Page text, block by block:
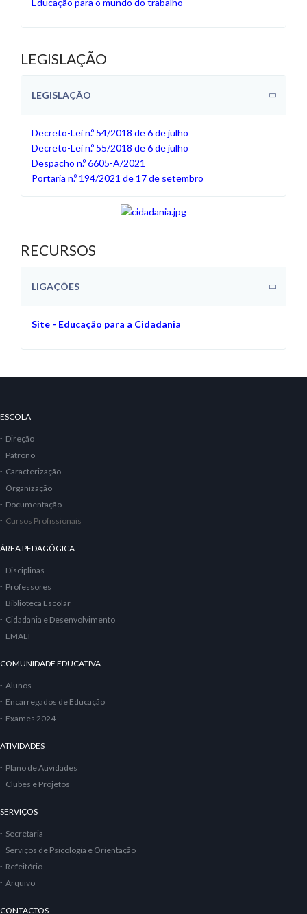
Educação para o mundo do trabalho
LEGISLAÇÃO
LEGISLAÇÃO
Decreto-Lei n.º 54/2018 de 6 de julho
Decreto-Lei n.º 55/2018 de 6 de julho
Despacho n.º 6605-A/2021
Portaria n.º 194/2021 de 17 de setembro
RECURSOS
LIGAÇÕES
Site - Educação para a Cidadania
ESCOLA
Direção
Patrono
Caracterização
Organização
Documentação
Cursos Profissionais
ÁREA PEDAGÓGICA
Disciplinas
Professores
Biblioteca Escolar
Cidadania e Desenvolvimento
EMAEI
COMUNIDADE EDUCATIVA
Alunos
Encarregados de Educação
Exames 2024
ATIVIDADES
Plano de Atividades
Clubes e Projetos
SERVIÇOS
Secretaria
Serviços de Psicologia e Orientação
Refeitório
Arquivo
CONTACTOS